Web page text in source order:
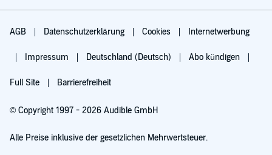
AGB Datenschutzerklärung Cookies Internetwerbung
Impressum Deutschland (Deutsch) Abo kündigen
Full Site Barrierefreiheit
© Copyright 1997 - 2026 Audible GmbH
Alle Preise inklusive der gesetzlichen Mehrwertsteuer.